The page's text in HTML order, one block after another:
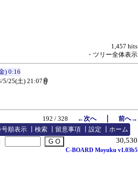
1,457 hits
・ツリー全体表示
) 0:16
5/25(土) 21:07
192 / 328 ←次へ｜ 前へ→
号順表示 検索 留意事項 設定 ホーム
30,530
C-BOARD Moyuku v1.03b5